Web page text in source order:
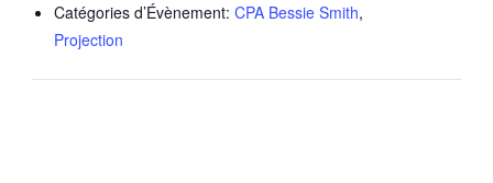
Catégories d’Évènement: CPA Bessie Smith,
Projection